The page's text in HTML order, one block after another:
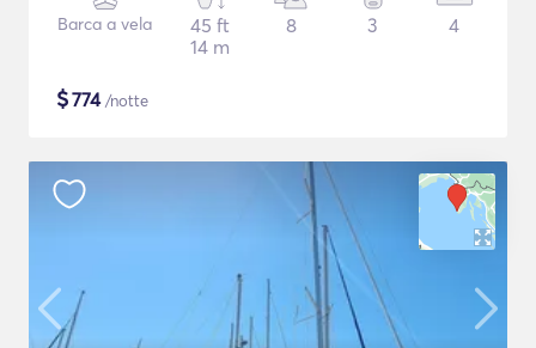
Barca a vela
45 ft
14 m
8 3 4
$774/notte